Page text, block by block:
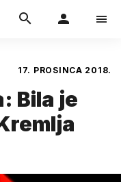
17. PROSINCA 2018.
Bila je